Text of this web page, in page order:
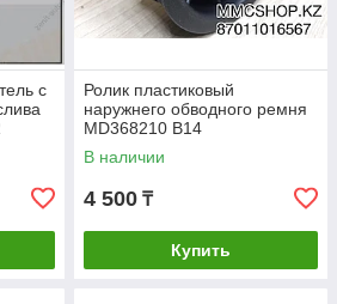
с
Ролик пластиковый
наружнего обводного ремня
MD368210 B14
PU157025BRR1XY
В наличии
4 500 ₸
Купить